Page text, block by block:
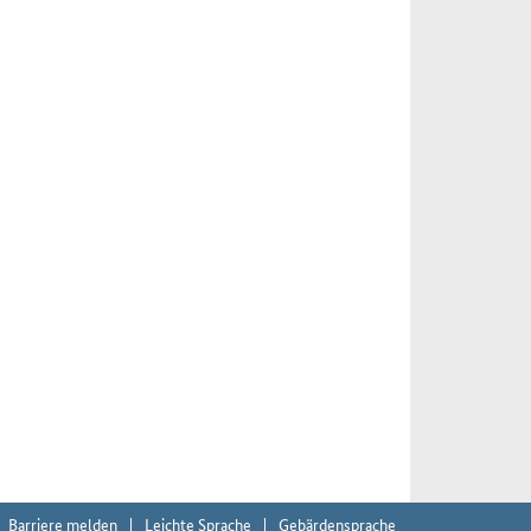
Barriere melden Leichte Sprache Gebärdensprache